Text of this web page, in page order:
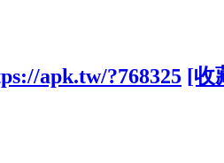
apk.tw/?768325 [收